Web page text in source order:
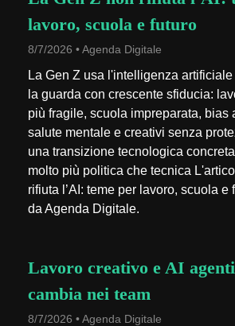
lavoro, scuola e futuro
8/7/2026 • Agenda Digitale
La Gen Z usa l'intelligenza
la guarda con crescente sfiducia:
più fragile, scuola impreparata, bias
salute mentale e creativi senza
una transizione tecnologica
molto più politica che tecnica
rifiuta l’AI: teme per lavoro, scuola e
da Agenda Digitale.
Lavoro creativo e AI
cambia nei team
8/7/2026 • Agenda Digitale